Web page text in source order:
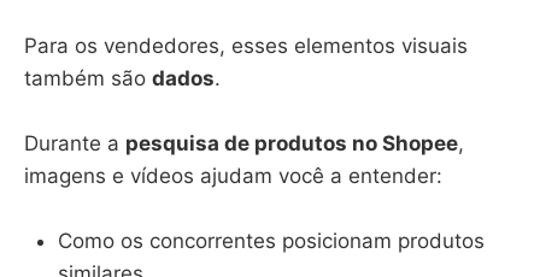
Para os vendedores, esses elementos visuais
também são dados.
Durante a pesquisa de produtos no Shopee,
imagens e vídeos ajudam você a entender:
Como os concorrentes posicionam produtos